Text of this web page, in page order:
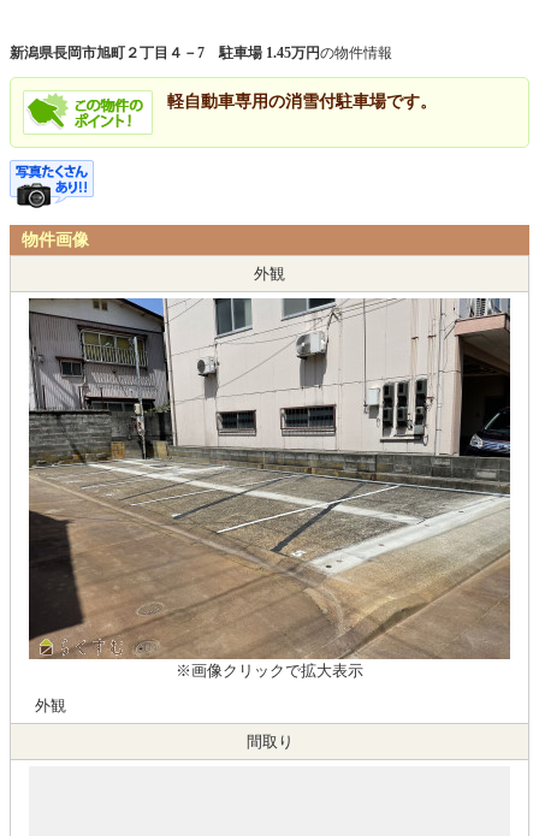
新潟県長岡市旭町２丁目４－7 駐車場 1.45万円の物件情報
軽自動車専用の消雪付駐車場です。
物件画像
外観
間取り
※画像クリックで拡大表示
外観